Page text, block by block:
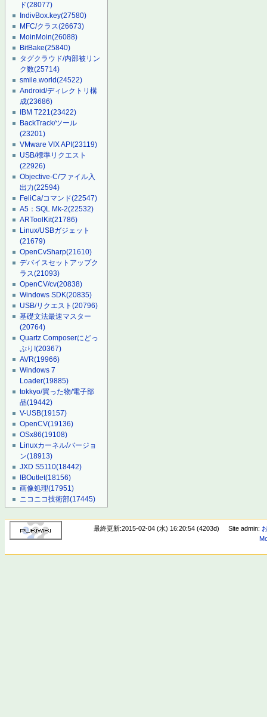
ド(28077)
IndivBox.key(27580)
MFC/クラス(26673)
MoinMoin(26088)
BitBake(25840)
タグクラウド/内部被リン
ク数(25714)
smile.world(24522)
Android/ディレクトリ構
成(23686)
IBM T221(23422)
BackTrack/ツール
(23201)
VMware VIX API(23119)
USB/標準リクエスト
(22926)
Objective-C/ファイル入
出力(22594)
FeliCa/コマンド(22547)
A5：SQL Mk-2(22532)
ARToolKit(21786)
Linux/USBガジェット
(21679)
OpenCvSharp(21610)
デバイスセットアップク
ラス(21093)
OpenCV/cv(20838)
Windows SDK(20835)
USB/リクエスト(20796)
基礎文法最速マスター
(20764)
Quartz Composerにどっ
ぷり!(20367)
AVR(19966)
Windows 7
Loader(19885)
tokkyo/買った物/電子部
品(19442)
V-USB(19157)
OpenCV(19136)
OSx86(19108)
Linuxカーネル/バージョ
ン(18913)
JXD S5110(18442)
IBOutlet(18156)
画像処理(17951)
ニコニコ技術部(17445)
最終更新:2015-02-04 (水) 16:20:54 (4203d) Site admin: